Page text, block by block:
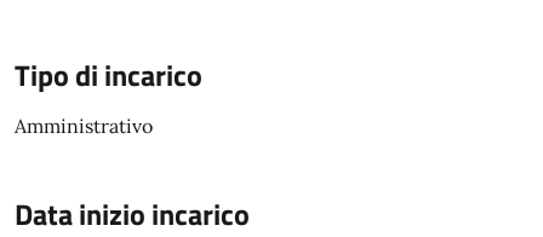
Tipo di incarico
Amministrativo
Data inizio incarico